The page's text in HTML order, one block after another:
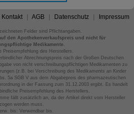
Kontakt AGB Datenschutz Impressum
Felder sind Pflichtangaben.
den Apothekenverkaufspreis und nicht für
Medikamente.
Preisempfehlung des Herstellers.
Abrechnungspreis nach der Großen Deutschen
von nicht verschreibungspflichtigen Medikamenten zu
(z.B. bei Verschreibung des Medikaments an Kinder
5a SGB V aus dem Abgabepreis des pharmazeutischen
in der Fassung zum 31.12.2003 ergibt. Es handelt
Preisempfehlung des Herstellers.
fällt zusätzlich an, da der Artikel direkt vom Hersteller
werden muss.
bis: Verwendbar bis.